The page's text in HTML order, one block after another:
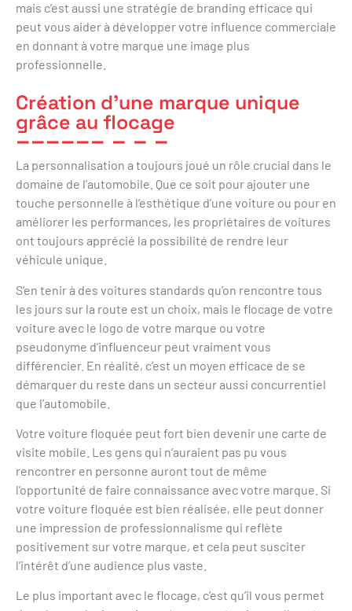
mais c’est aussi une stratégie de branding efficace qui
peut vous aider à développer votre influence commerciale
en donnant à votre marque une image plus
professionnelle.
Création d’une marque unique
grâce au flocage
La personnalisation a toujours joué un rôle crucial dans le
domaine de l’automobile. Que ce soit pour ajouter une
touche personnelle à l’esthétique d’une voiture ou pour en
améliorer les performances, les propriétaires de voitures
ont toujours apprécié la possibilité de rendre leur
véhicule unique.
S’en tenir à des voitures standards qu’on rencontre tous
les jours sur la route est un choix, mais le flocage de votre
voiture avec le logo de votre marque ou votre
pseudonyme d’influenceur peut vraiment vous
différencier. En réalité, c’est un moyen efficace de se
démarquer du reste dans un secteur aussi concurrentiel
que l’automobile.
Votre voiture floquée peut fort bien devenir une carte de
visite mobile. Les gens qui n’auraient pas pu vous
rencontrer en personne auront tout de même
l’opportunité de faire connaissance avec votre marque. Si
votre voiture floquée est bien réalisée, elle peut donner
une impression de professionnalisme qui reflète
positivement sur votre marque, et cela peut susciter
l’intérêt d’une audience plus vaste.
Le plus important avec le flocage, c’est qu’il vous permet